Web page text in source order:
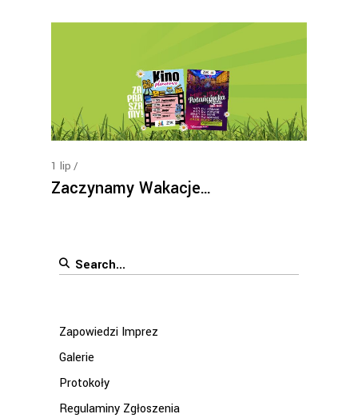
1 lip
Zaczynamy Wakacje…
Search
Zapowiedzi Imprez
Galerie
Protokoły
Regulaminy Zgłoszenia